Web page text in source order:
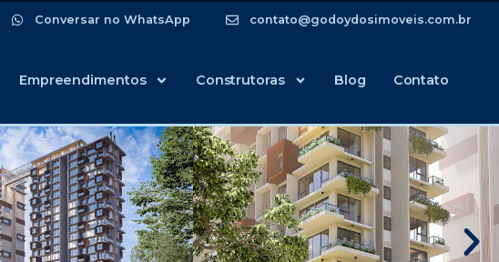
Conversar no WhatsApp contato@godoydosimoveis.com.br
Empreendimentos Construtoras Blog Contato